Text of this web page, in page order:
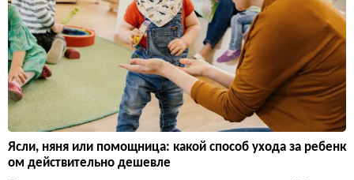
Ясли, няня или помощница: какой способ ухода за ребенк
ом действительно дешевле